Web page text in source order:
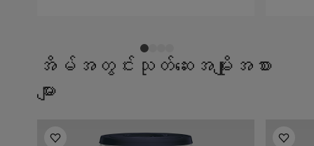
အိမ်အတွင်းသုတ်ဆေးအမျိုးအစား
များ